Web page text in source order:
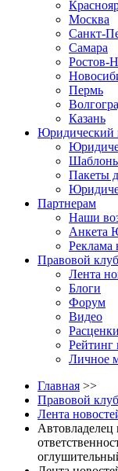
Москва
Санкт-
Самара
Ростов-
Пермь
Казань
Юридический
Пакеты
Партнерам
Наши
Анкета
Реклама
Правовой клуб
Лента
Блоги
Форум
Видео
Рейтинг
Личное
Главная >>
Правовой клуб
Лента
Автовладелец